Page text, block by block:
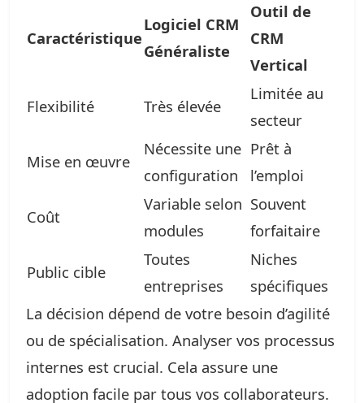
Caractéristique
Logiciel CRM
Généraliste
Outil de
CRM
Vertical
Flexibilité Très élevée
Limitée au
secteur
Mise en œuvre
Nécessite une
configuration
Prêt à
l’emploi
Coût
Variable selon
modules
Souvent
forfaitaire
Public cible
Toutes
entreprises
Niches
spécifiques
La décision dépend de votre besoin d’agilité
ou de spécialisation. Analyser vos processus
internes est crucial. Cela assure une
adoption facile par tous vos collaborateurs.